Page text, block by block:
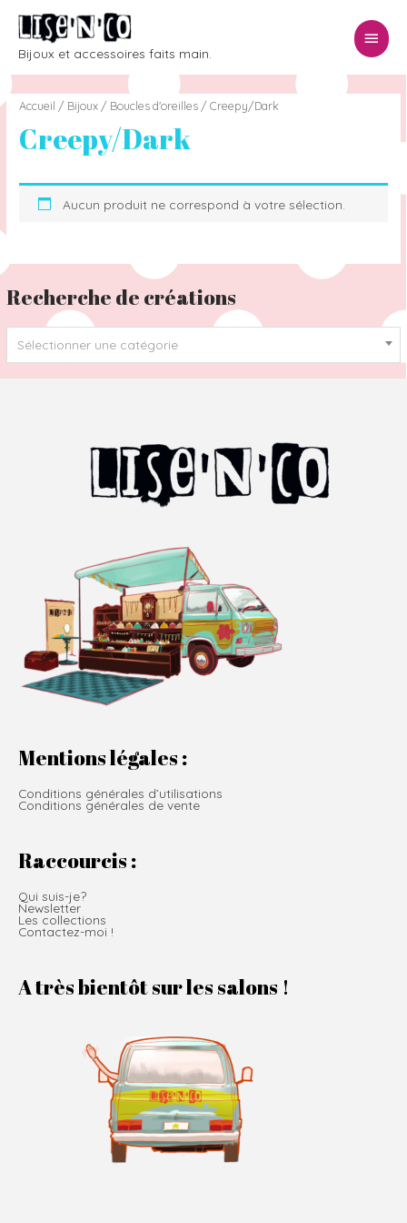
Bijoux et accessoires faits main.
Menu
Recherche de créations
Sélectionner une catégorie
Accueil / Bijoux / Boucles d'oreilles / Creepy/Dark
Creepy/Dark
Aucun produit ne correspond à votre sélection.
Mentions légales :
Conditions générales d’utilisations
Conditions générales de vente
Raccourcis :
Qui suis-je?
Newsletter
Les collections
Contactez-moi !
A très bientôt sur les salons !